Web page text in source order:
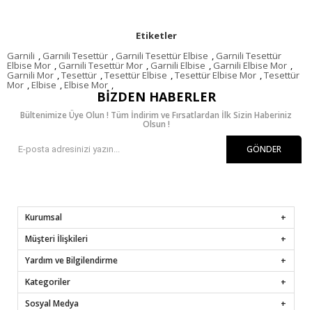
Etiketler
Garnili
Garnili Tesettür Garnili Tesettür Elbise Garnili Tesettür
Elbise Mor Garnili Tesettür Mor Garnili Elbise Garnili Elbise Mor
Garnili Mor Tesettür Tesettür Elbise Tesettür Elbise Mor Tesettür
Mor Elbise Elbise Mor
BIZDEN HABERLER
Bültenimize Üye Olun ! Tüm İndirim ve Fırsatlardan İlk Sizin Haberiniz
Olsun !
GÖNDER
Kurumsal
Müşteri İlişkileri
Yardım ve Bilgilendirme
Kategoriler
Sosyal Medya